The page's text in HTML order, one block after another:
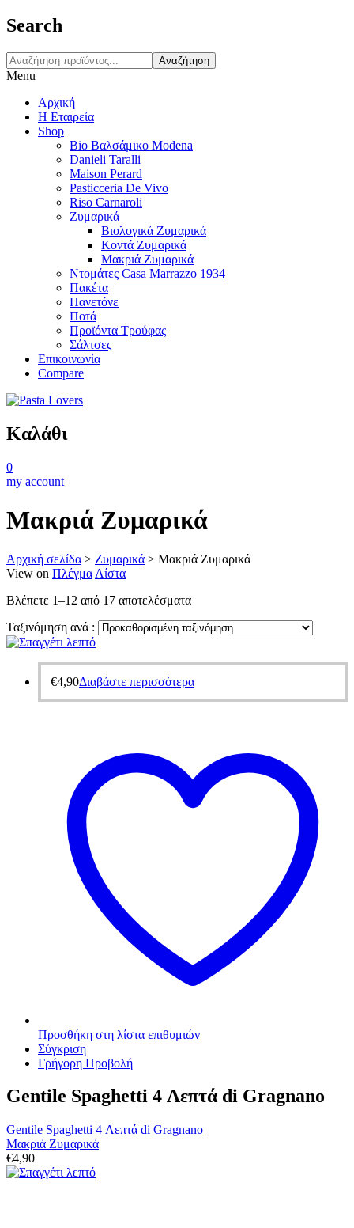
Search
Αναζήτηση
Menu
Αρχική
Η Εταιρεία
Shop
Bio Βαλσάμικο Modena
Danieli Taralli
Maison Perard
Pasticceria De Vivo
Riso Carnaroli
Ζυμαρικά
Βιολογικά Ζυμαρικά
Κοντά Ζυμαρικά
Μακριά Ζυμαρικά
Ντομάτες Casa Marrazzo 1934
Πακέτα
Πανετόνε
Ποτά
Προϊόντα Τρούφας
Σάλτσες
Επικοινωνία
Compare
Καλάθι
0
my account
Μακριά Ζυμαρικά
Αρχική σελίδα > Ζυμαρικά > Μακριά Ζυμαρικά
View on Πλέγμα Λίστα
Βλέπετε 1–12 από 17 αποτελέσματα
Ταξινόμηση ανά :
€4,90Διαβάστε περισσότερα
Προσθήκη στη λίστα επιθυμιών
Σύγκριση
Γρήγορη Προβολή
Gentile Spaghetti 4 Λεπτά di Gragnano
Gentile Spaghetti 4 Λεπτά di Gragnano
Μακριά Ζυμαρικά
€4,90